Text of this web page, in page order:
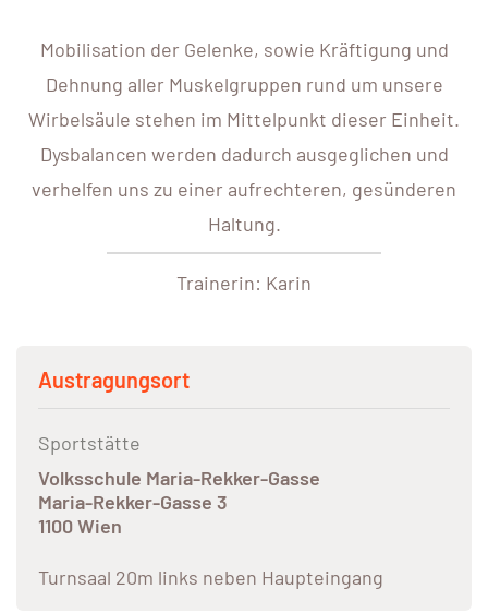
Mobilisation der Gelenke, sowie Kräftigung und
Dehnung aller Muskelgruppen rund um unsere
Wirbelsäule stehen im Mittelpunkt dieser Einheit.
Dysbalancen werden dadurch ausgeglichen und
verhelfen uns zu einer aufrechteren, gesünderen
Haltung.
Trainerin: Karin
Austragungsort
Sportstätte
Volksschule Maria-Rekker-Gasse
Maria-Rekker-Gasse 3
1100 Wien
Turnsaal 20m links neben Haupteingang